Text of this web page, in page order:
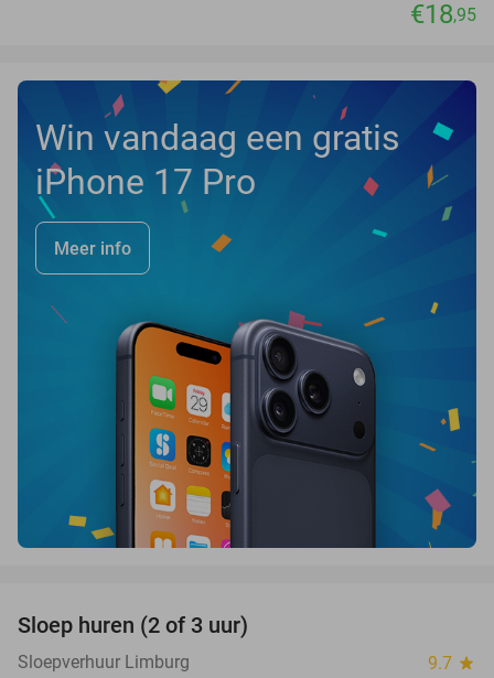
€18,95
Win vandaag een gratis
iPhone 17 Pro
Meer info
Sloep huren (2 of 3 uur)
Sloepverhuur Limburg 9.7 star